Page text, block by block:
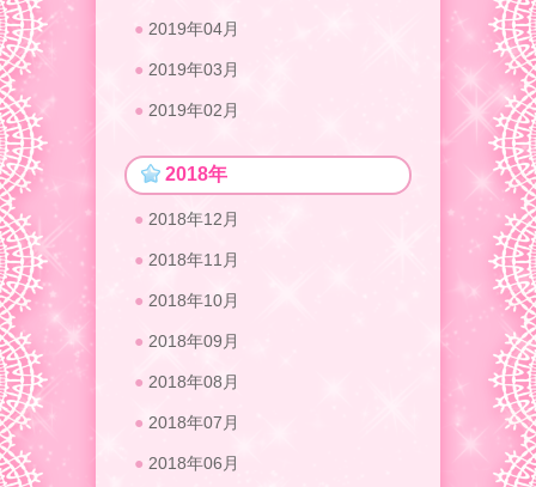
2019年04月
2019年03月
2019年02月
2018年
2018年12月
2018年11月
2018年10月
2018年09月
2018年08月
2018年07月
2018年06月